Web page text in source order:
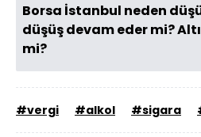
Borsa İstanbul neden
düşüş devam eder mi?
mi?
#vergi #alkol #sigara